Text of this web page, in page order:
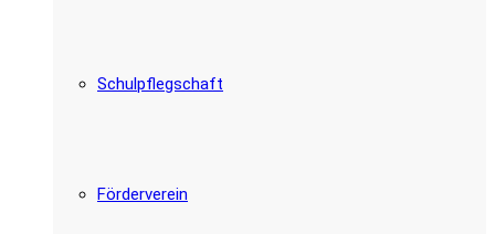
Schulpflegschaft
Förderverein